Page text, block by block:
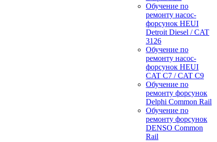
Обучение по
ремонту насос-
форсунок HEUI
Detroit Diesel / CAT
3126
Обучение по
ремонту насос-
форсунок HEUI
CAT C7 / CAT C9
Обучение по
ремонту форсунок
Delphi Common Rail
Обучение по
ремонту форсунок
DENSO Common
Rail